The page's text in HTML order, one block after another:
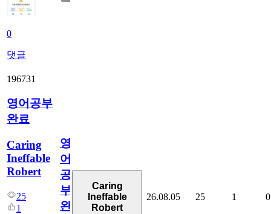
0
댓글
196731
영어공부
완료
Caring
Ineffable
Robert
25
1
영
어
공
부
완
Caring
Ineffable
Robert
26.08.05 25 1 0